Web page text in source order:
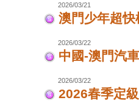
2026/03/21
澳門少年超快
2026/03/22
中國-澳門汽
2026/03/22
2026春季定